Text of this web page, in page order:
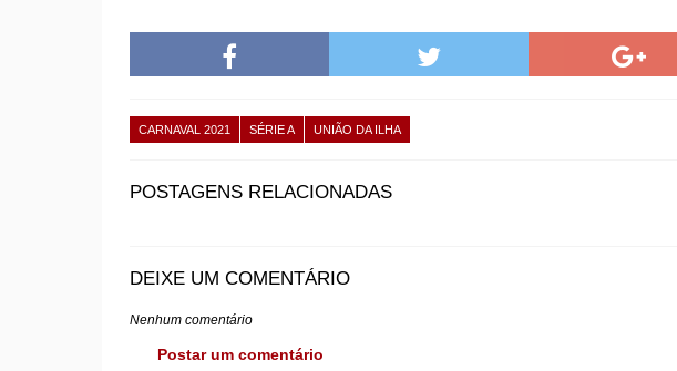
CARNAVAL 2021 SÉRIE A UNIÃO DA ILHA
POSTAGENS RELACIONADAS
DEIXE UM COMENTÁRIO
Nenhum comentário
Postar um comentário